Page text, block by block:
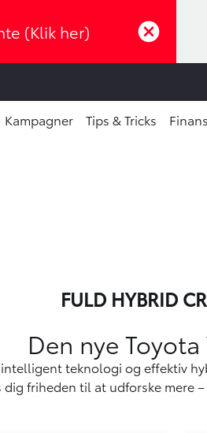
(Klik her)
Kampagner Tips & Tricks
FULD HYBRID
Den nye Toyota
teknologi og effektiv
dig friheden til at udforske mere